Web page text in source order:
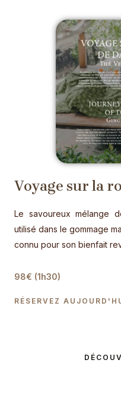
Voyage sur la
Le savoureux mélange
utilisé dans le gommage
connu pour son bienfait
98€ (1h30)
RÉSERVEZ